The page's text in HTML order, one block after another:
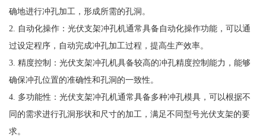
确地进行冲孔加工，形成所需的孔洞。
2. 自动化操作：光伏支架冲孔机通常具备自动化操作功能，可以通
过设定程序，自动完成冲孔加工过程，提高生产效率。
3. 精度控制：光伏支架冲孔机具备较高的冲孔精度控制能力，能够
确保冲孔位置的准确性和孔洞的一致性。
4. 多功能性：光伏支架冲孔机通常具备多种冲孔模具，可以根据不
同的需求进行孔洞形状和尺寸的加工，满足不同型号光伏支架的要
求。